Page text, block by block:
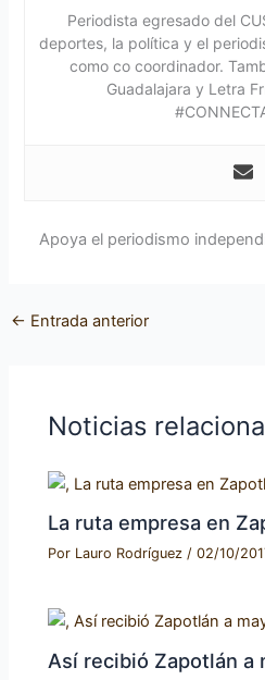
Periodista egresado del
deportes, la política y el
como co coordinador.
Guadalajara y Letra
Apoya el periodismo
← Entrada anterior
Noticias
La ruta empresa en
Por Lauro Rodríguez /02/10/
Así recibió Zapotlán a